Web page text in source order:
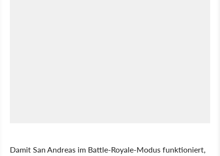
Damit San Andreas im Battle-Royale-Modus funktioniert,